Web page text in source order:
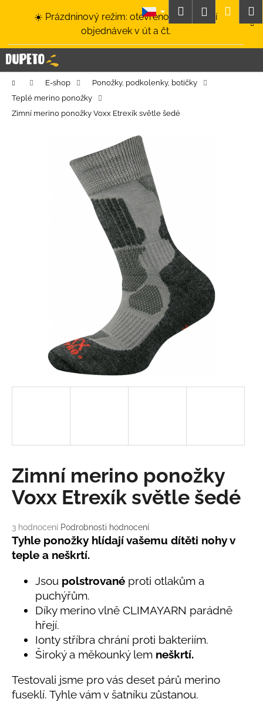
☀️ Prázdninový režim: otevřeno a odesílání
objednávek v út a čt.
HledatPřihlášení
Domů E-shop
Ponožky, podkolenky, botičky
Teplé merino ponožky
Zimní merino ponožky Voxx Etrexík světle šedé
Průměrné
hodnocení
produktu
je
hvězdiček.
3 hodnocení Podrobnosti hodnocení
Zimní merino ponožky
Voxx Etrexík světle šedé
Tyhle ponožky hlídají vašemu dítěti nohy v
teple a neškrtí.
Jsou polstrované proti otlakům a
puchýřům.
Díky merino vlně CLIMAYARN parádně
hřejí.
Ionty stříbra chrání proti bakteriím.
Široký a měkounký lem neškrtí.
Testovali jsme pro vás deset párů merino
fuseklí. Tyhle vám v šatníku zůstanou.
í
k C
o
p
o
p
o
r
č
u
j
BAMBUSOVÉ
TRIKO
NÁMOŘNICKÉ
PRUHY
435
Kč